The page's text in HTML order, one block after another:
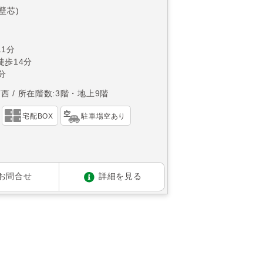
芯)
分
歩14分
所在階数:3階・地上9階
宅配BOX 駐車場空あり
問合せ 詳細を見る